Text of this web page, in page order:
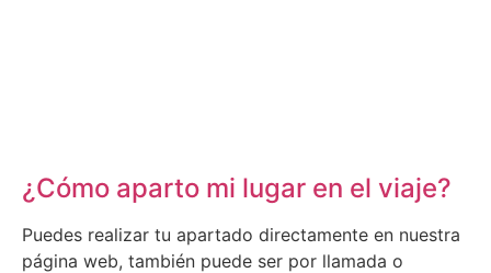
¿Cómo aparto mi lugar en el viaje?
Puedes realizar tu apartado directamente en nuestra
página web, también puede ser por llamada o